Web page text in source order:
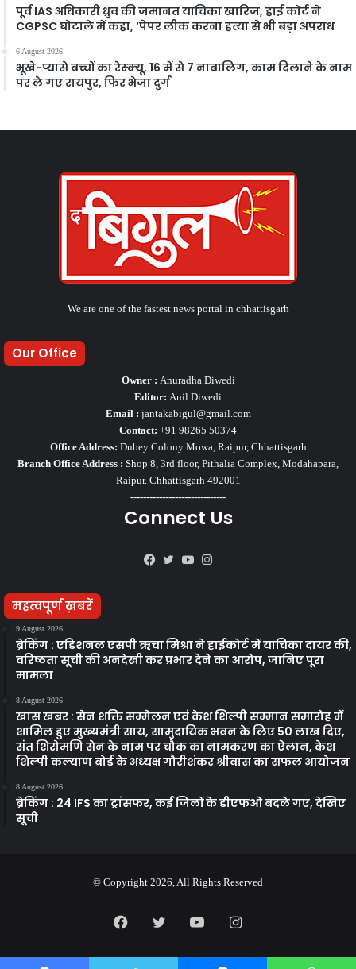
पूर्व IAS अधिकारी ध्रुव की जमानत याचिका खारिज, हाई कोर्ट ने
CGPSC घोटाले में कहा, ‘पेपर लीक करना हत्या से भी बड़ा अपराध
6 August 2026
भूखे-प्यासे बच्चों का रेस्क्यू, 16 में से 7 नाबालिग, काम दिलाने के नाम
पर ले गए रायपुर, फिर भेजा दुर्ग
We are one of the fastest news portal in chhattisgarh
Our Office
Owner : Anuradha Diwedi
Editor: Anil Diwedi
Email : jantakabigul@gmail.com
Contact: +91 98265 50374
Office Address: Dubey Colony Mowa, Raipur, Chhattisgarh
Branch Office Address : Shop 8, 3rd floor, Pithalia Complex, Modahapara,
Raipur. Chhattisgarh 492001
------------------------------
Connect Us
Facebook
TwitterYouTube
महत्वपूर्ण ख़बरें
9 August 2026
ब्रेकिंग : एडिशनल एसपी ऋचा मिश्रा ने हाईकोर्ट में याचिका दायर की,
वरिष्ठता सूची की अनदेखी कर प्रभार देने का आरोप, जानिए पूरा
मामला
8 August 2026
खास खबर : सेन शक्ति सम्मेलन एवं केश शिल्पी सम्मान समारोह में
शामिल हुए मुख्यमंत्री साय, सामुदायिक भवन के लिए 50 लाख दिए,
संत शिरोमणि सेन के नाम पर चौक का नामकरण का ऐलान, केश
शिल्पी कल्याण बोर्ड के अध्यक्ष गौरीशंकर श्रीवास का सफल आयोजन
8 August 2026
ब्रेकिंग : 24 IFS का ट्रांसफर, कई जिलों के डीएफओ बदले गए, देखिए
सूची
© Copyright 2026, All Rights Reserved
FacebookTwitterYouTubeInstagram